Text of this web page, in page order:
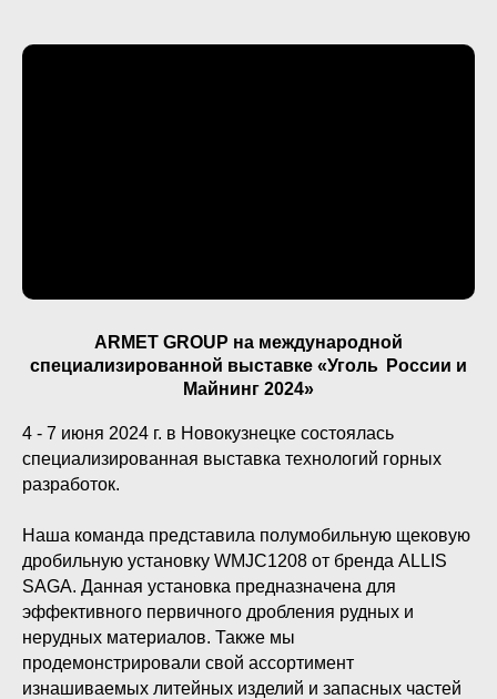
ARMET GROUP на международной
специализированной выставке «Уголь России и
Майнинг 2024»
4 - 7 июня 2024 г. в Новокузнецке состоялась
специализированная выставка технологий горных
разработок.
Наша команда представила полумобильную щековую
дробильную установку WMJC1208 от бренда ALLIS
SAGA. Данная установка предназначена для
эффективного первичного дробления рудных и
нерудных материалов. Также мы
продемонстрировали свой ассортимент
изнашиваемых литейных изделий и запасных частей